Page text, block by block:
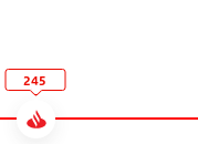
245